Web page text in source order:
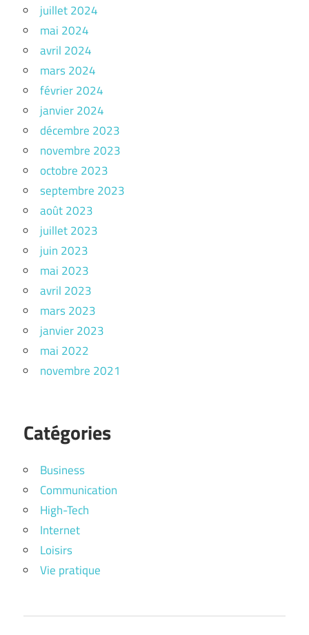
juillet 2024
mai 2024
avril 2024
mars 2024
février 2024
janvier 2024
décembre 2023
novembre 2023
octobre 2023
septembre 2023
août 2023
juillet 2023
juin 2023
mai 2023
avril 2023
mars 2023
janvier 2023
mai 2022
novembre 2021
Catégories
Business
Communication
High-Tech
Internet
Loisirs
Vie pratique